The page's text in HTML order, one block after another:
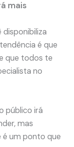
mais
é que
que todos te
no
público irá
mas
é um ponto que